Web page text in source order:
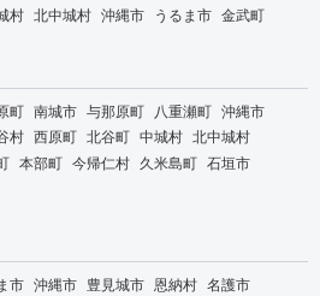
村 北中城村 沖縄市 うるま市 金武町
町 南城市 与那原町 八重瀬町 沖縄市
村 西原町 北谷町 中城村 北中城村
本部町 今帰仁村 久米島町 石垣市
市 沖縄市 豊見城市 恩納村 名護市